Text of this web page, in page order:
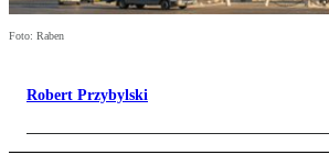
Foto: Raben
Robert Przybylski